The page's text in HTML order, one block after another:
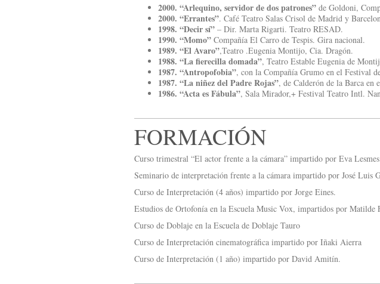
2000. “Arlequino, servidor de dos patrones”de Goldoni,
2000. “Errantes”. Café Teatro Salas Crisol de Madrid y
1998. “Decir sí” – Dir. Marta Rigarti. Teatro RESAD.
1990. “Momo” Compañía El Carro de Tespis. Gira nacional.
1989. “El Avaro”,Teatro .Eugenia Montijo, Cia. Dragón.
1988. “La fierecilla domada”, Teatro Estable Eugenia de
1987. “Antropofobia”, con la Compañía Grumo en el Festival
1987. “La niñez del Padre Rojas”, de Calderón de la Barca en
1986. “Acta es Fábula”, Sala Mirador,+ Festival Teatro Intl.
FORMACIÓN
Curso trimestral “El actor frente a la cámara” impartido por Eva
Seminario de interpretación frente a la cámara impartido por José Luis
Curso de Interpretación (4 años) impartido por Jorge Eines.
Estudios de Ortofonía en la Escuela Music Vox, impartidos por Matilde
Curso de Doblaje en la Escuela de Doblaje Tauro
Curso de Interpretación cinematográfica impartido por Iñaki Aierra
Curso de Interpretación (1 año) impartido por David Amitín.